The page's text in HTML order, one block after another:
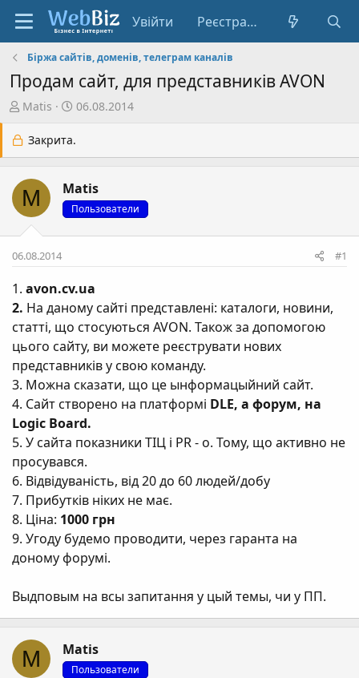
Увійти Реєстрація
Біржа сайтів, доменів, телеграм каналів
Продам сайт, для представників AVON
А
т
о
т
е
и
Matis
Д
а
т
в
о
р
н
я
06.08.2014
Закрита.
M Matis
Пользователи
06.08.2014 #1
1. avon.cv.ua
2. На даному сайті представлені: каталоги, новини,
статті, що стосуються AVON. Також за допомогою
цього сайту, ви можете реєструвати нових
представників у свою команду.
3. Можна сказати, що це ынформацыйний сайт.
4. Сайт створено на платформі DLE, а форум, на
Logic Board.
5. У сайта показники ТІЦ і PR - о. Тому, що активно не
просувався.
6. Відвідуваність, від 20 до 60 людей/добу
7. Прибутків ніких не має.
8. Ціна: 1000 грн
9. Угоду будемо проводити, через гаранта на
доному форумі.
Выдповым на всы запитання у цый темы, чи у ПП.
M Matis
Пользователи